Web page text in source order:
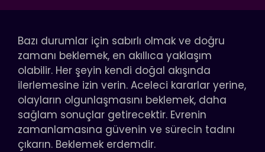
Bazı durumlar için sabırlı olmak ve doğru
zamanı beklemek, en akıllıca yaklaşım
olabilir. Her şeyin kendi doğal akışında
ilerlemesine izin verin. Aceleci kararlar yerine,
olayların olgunlaşmasını beklemek, daha
sağlam sonuçlar getirecektir. Evrenin
zamanlamasına güvenin ve sürecin tadını
çıkarın. Beklemek erdemdir.